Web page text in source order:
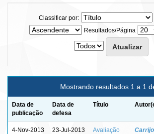
Classificar por:
Resultados/Página
Mostrando resultados 1 a 1
Data de
publicação
Data de
defesa
Título
4-Nov-2013 23-Jul-2013
Avaliação